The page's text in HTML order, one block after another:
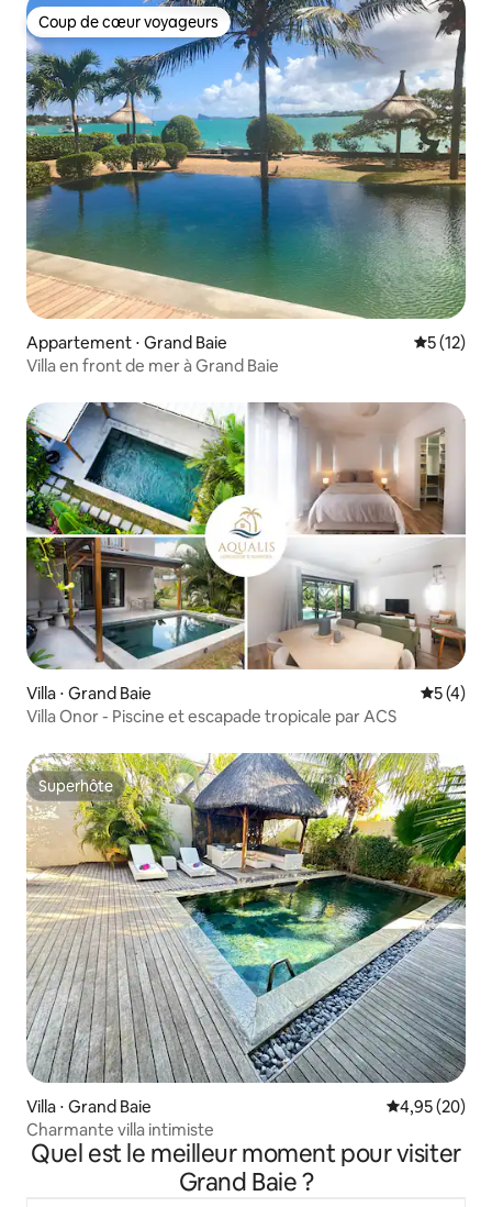
Coup de cœur voyageurs
Coup de cœur voyageurs
Appartement ⋅ Grand Baie
5 (12)
Villa en front de mer à Grand Baie
Villa ⋅ Grand Baie
5 (4)
Villa Onor - Piscine et escapade tropicale par ACS
Superhôte
Superhôte
Villa ⋅ Grand Baie Évaluation
4,95 (20)
Charmante villa intimiste
Quel est le meilleur moment pour visiter
Grand Baie ?